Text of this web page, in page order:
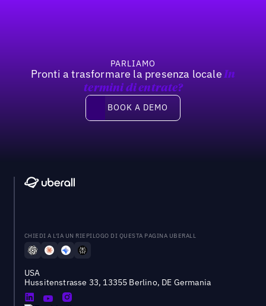
PARLIAMO
Pronti a trasformare la presenza locale In
termini di entrate?
Book a demo
BOOK A DEMO
CHIEDI A L'IA UN RIEPILOGO DI QUESTA PAGINA UBERALL
USA
Hussitenstrasse 33, 13355 Berlino, DE Germania